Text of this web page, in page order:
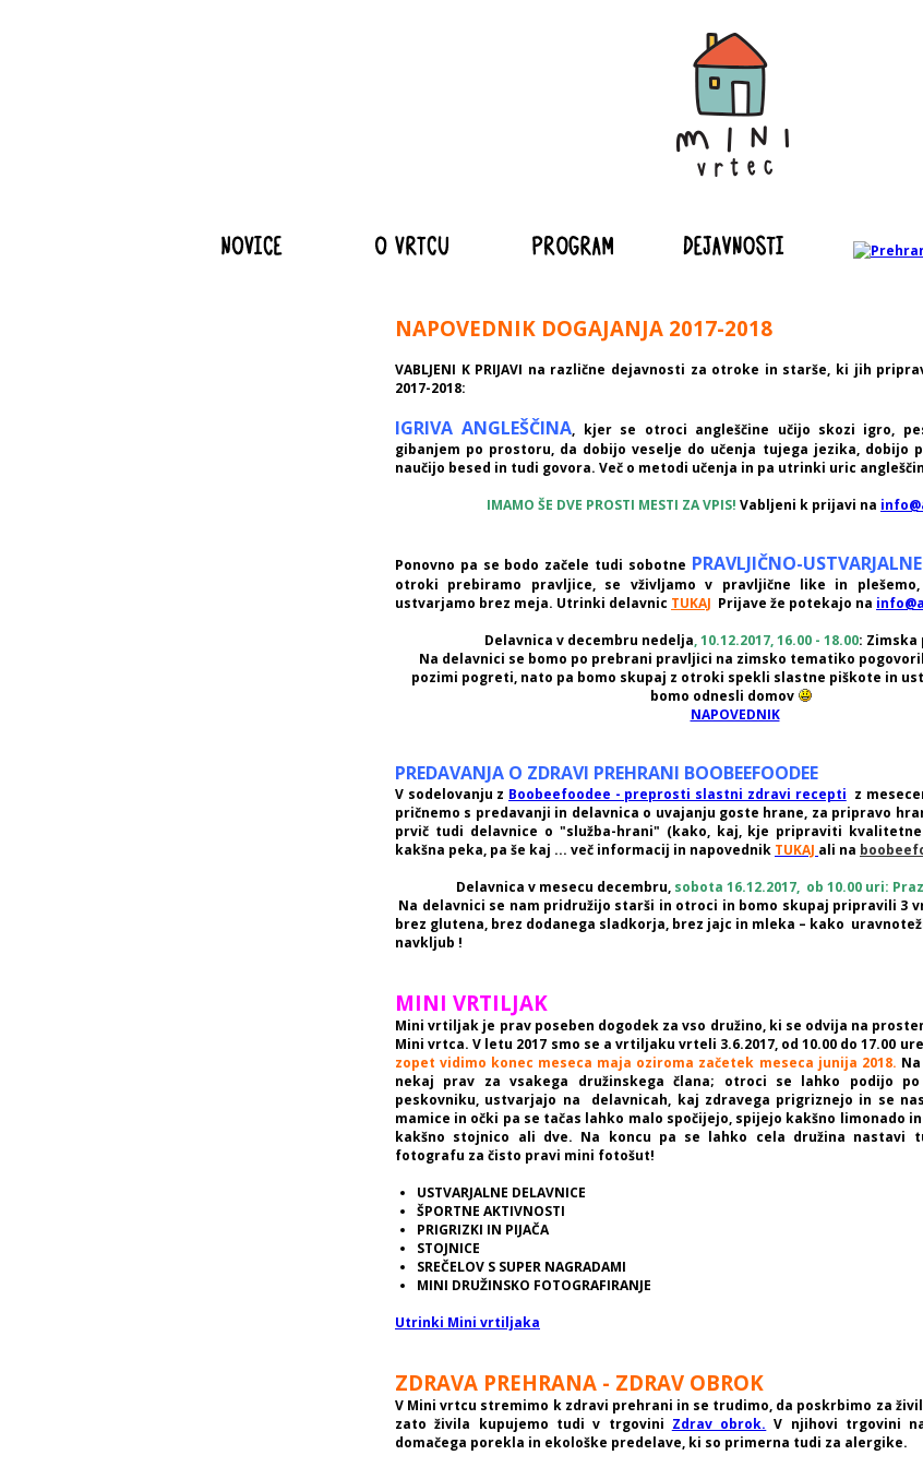
NAPOVEDNIK DOGAJANJA 2017-2018
VABLJENI K PRIJAVI na različne dejavnosti za otroke in starše, ki jih
2017-2018:
IGRIVA ANGLEŠČINA, kjer se otroci angleščine učijo skozi igro,
gibanjem po prostoru, da dobijo veselje do učenja tujega jezika, dobijo
naučijo besed in tudi govora. Več o metodi učenja in pa utrinki uric
IMAMO ŠE DVE PROSTI MESTI ZA VPIS! Vabljeni k prijavi na
Ponovno pa se bodo začele tudi sobotne PRAVLJIČNO-
otroki prebiramo pravljice, se vživljamo v pravljične like in
ustvarjamo brez meja. Utrinki delavnic TUKAJ Prijave že potekajo na
Delavnica v decembru nedelja, 10.12.2017, 16.00 - 18.00:
Na delavnici se bomo po prebrani pravljici na zimsko tematiko
pozimi pogreti, nato pa bomo skupaj z otroki spekli slastne piškote in
bomo odnesli domov
NAPOVEDNIK
PREDAVANJA O ZDRAVI PREHRANI BOOBEEFOODEE
V sodelovanju z Boobeefoodee - preprosti slastni zdravi recepti z
pričnemo s predavanji in delavnica o uvajanju goste hrane, za pripravo
prvič tudi delavnice o "služba-hrani" (kako, kaj, kje pripraviti
kakšna peka, pa še kaj ... več informacij in napovednik TUKAJ ali na
Delavnica v mesecu decembru, sobota 16.12.2017, ob 10.00 uri:
Na delavnici se nam pridružijo starši in otroci in bomo skupaj pripravili 3
brez glutena, brez dodanega sladkorja, brez jajc in mleka – kako
navkljub !
MINI VRTILJAK
Mini vrtiljak je prav poseben dogodekza vso družino, ki se odvija na
Mini vrtca.V letu 2017 smo se a vrtiljaku vrteli 3.6.2017, od 10.00 do 17.00
zopet vidimo konec meseca maja oziroma začetek meseca junija 2018.
nekaj prav za vsakega družinskega člana; otroci se lahko podijo
peskovniku, ustvarjajo na delavnicah, kaj zdravega prigriznejo in se
mamice in očki pa se tačas lahko malo spočijejo, spijejo kakšno limonado
kakšno stojnico ali dve. Na koncu pa se lahko cela družina nastavi
fotografu za čisto pravi mini fotošut!
USTVARJALNE DELAVNICE
ŠPORTNE AKTIVNOSTI
PRIGRIZKI IN PIJAČA
STOJNICE
SREČELOV S SUPER NAGRADAMI
MINI DRUŽINSKO FOTOGRAFIRANJE
Utrinki Mini vrtiljaka
ZDRAVA PREHRANA - ZDRAV OBROK
V Mini vrtcu stremimo k zdravi prehrani in se trudimo, da poskrbimo za
zato živila kupujemo tudi v trgovini Zdrav obrok. V njihovi trgovini
domačega porekla in ekološke predelave, ki so primerna tudi za alergike.